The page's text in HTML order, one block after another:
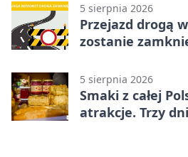
5 sierpnia 2026
Przejazd drogą
zostanie
5 sierpnia 2026
Smaki z całej
atrakcje. Trzy